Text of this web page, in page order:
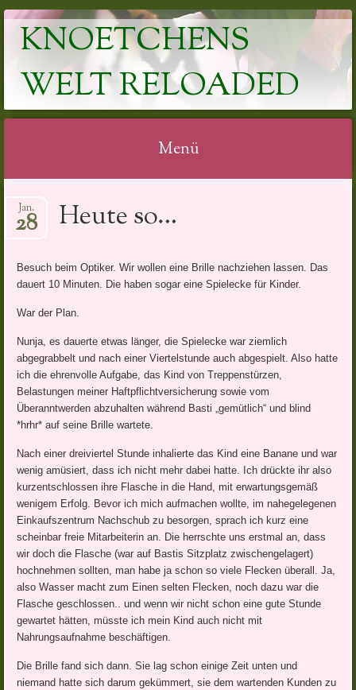
KNOETCHENS
WELT RELOADED
Menü
zum
Heute so…
Jan.
28
Besuch beim Optiker. Wir wollen eine Brille nachziehen lassen. Das
dauert 10 Minuten. Die haben sogar eine Spielecke für Kinder.
War der Plan.
Nunja, es dauerte etwas länger, die Spielecke war ziemlich
abgegrabbelt und nach einer Viertelstunde auch abgespielt. Also hatte
ich die ehrenvolle Aufgabe, das Kind von Treppenstürzen,
Belastungen meiner Haftpflichtversicherung sowie vom
Überanntwerden abzuhalten während Basti „gemütlich“ und blind
*hrhr* auf seine Brille wartete.
Nach einer dreiviertel Stunde inhalierte das Kind eine Banane und war
wenig amüsiert, dass ich nicht mehr dabei hatte. Ich drückte ihr also
kurzentschlossen ihre Flasche in die Hand, mit erwartungsgemäß
wenigem Erfolg. Bevor ich mich aufmachen wollte, im nahegelegenen
Einkaufszentrum Nachschub zu besorgen, sprach ich kurz eine
scheinbar freie Mitarbeiterin an. Die herrschte uns erstmal an, dass
wir doch die Flasche (war auf Bastis Sitzplatz zwischengelagert)
hochnehmen sollten, man habe ja schon so viele Flecken überall. Ja,
also Wasser macht zum Einen selten Flecken, noch dazu war die
Flasche geschlossen.. und wenn wir nicht schon eine gute Stunde
gewartet hätten, müsste ich mein Kind auch nicht mit
Nahrungsaufnahme beschäftigen.
Die Brille fand sich dann. Sie lag schon einige Zeit unten und
niemand hatte sich darum gekümmert, sie dem wartenden Kunden zu